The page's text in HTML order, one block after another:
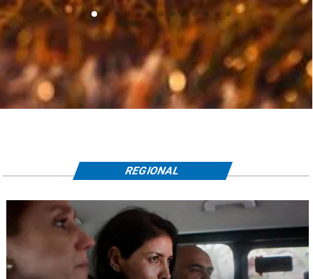
REGIONAL